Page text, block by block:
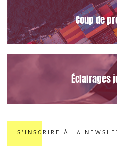
Coup de
Éclairages
S'INSCRIRE À LA
Immobilier et habitat
Entreprises du
Établissements financiers
Mobilité et transport
Règlement des litiges
Droit du numérique,